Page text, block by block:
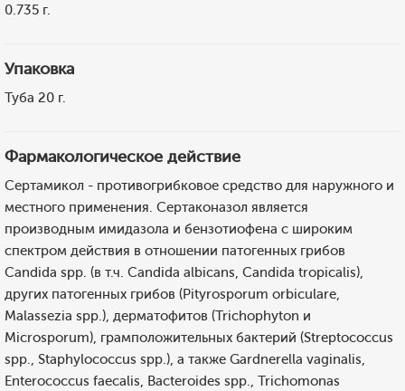
0.735 г.
Упаковка
Туба 20 г.
Фармакологическое действие
Сертамикол - противогрибковое средство для наружного и
местного применения. Сертаконазол является
производным имидазола и бензотиофена с широким
спектром действия в отношении патогенных грибов
Candida spp. (в т.ч. Candida albicans, Candida tropicalis),
других патогенных грибов (Pityrosporum orbiculare,
Malassezia spp.), дерматофитов (Trichophyton и
Microsporum), грамположительных бактерий (Streptococcus
spp., Staphylococcus spp.), а также Gardnerella vaginalis,
Enterococcus faecalis, Bacteroides spp., Trichomonas